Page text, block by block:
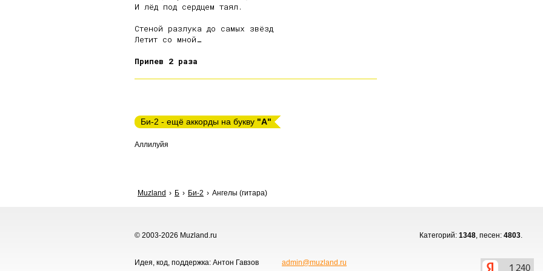
И лёд под сердцем таял.
Стеной разлука до самых звёзд
Летит со мной…
Припев 2 раза
Би-2 - ещё аккорды на букву "А"
Аллилуйя
Muzland Б Би-2 Ангелы (гитара)
© 2003-2026 Muzland.ru Категорий: 1348, песен: 4803.
Идея, код, поддержка: Антон Гавзов admin@muzland.ru